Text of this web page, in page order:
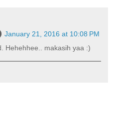
January 21, 2016 at 10:08 PM
Hehehhee.. makasih yaa :)